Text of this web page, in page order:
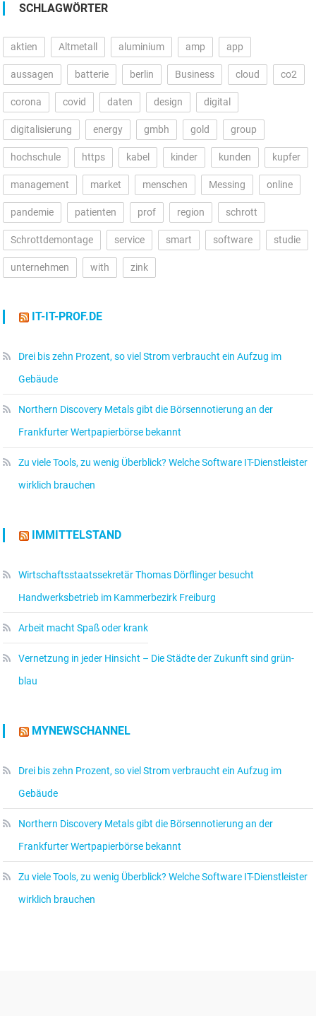
SCHLAGWÖRTER
aktien Altmetall aluminium amp app
aussagen batterie berlin Business cloud co2
corona covid daten design digital
digitalisierung energy gmbh gold group
hochschule https kabel kinder kunden kupfer
management market menschen Messing online
pandemie patienten prof region schrott
Schrottdemontage service smart software studie
unternehmen with zink
IT-IT-PROF.DE
Drei bis zehn Prozent, so viel Strom verbraucht ein Aufzug im
Gebäude
Northern Discovery Metals gibt die Börsennotierung an der
Frankfurter Wertpapierbörse bekannt
Zu viele Tools, zu wenig Überblick? Welche Software IT-Dienstleister
wirklich brauchen
IMMITTELSTAND
Wirtschaftsstaatssekretär Thomas Dörflinger besucht
Handwerksbetrieb im Kammerbezirk Freiburg
Arbeit macht Spaß oder krank
Vernetzung in jeder Hinsicht – Die Städte der Zukunft sind grün-
blau
MYNEWSCHANNEL
Drei bis zehn Prozent, so viel Strom verbraucht ein Aufzug im
Gebäude
Northern Discovery Metals gibt die Börsennotierung an der
Frankfurter Wertpapierbörse bekannt
Zu viele Tools, zu wenig Überblick? Welche Software IT-Dienstleister
wirklich brauchen